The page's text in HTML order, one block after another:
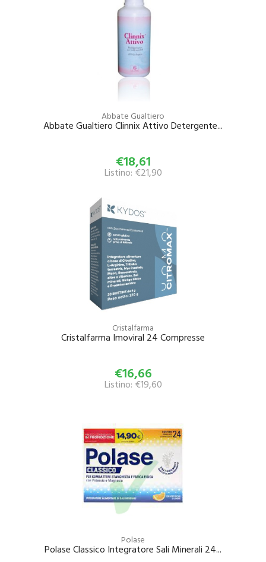
Abbate Gualtiero
Abbate Gualtiero Clinnix Attivo Detergente...
€18,61
Listino: €21,90
Cristalfarma
Cristalfarma Imoviral 24 Compresse
€16,66
Listino: €19,60
Polase
Polase Classico Integratore Sali Minerali 24...